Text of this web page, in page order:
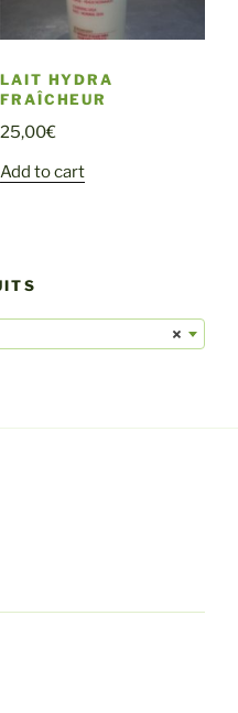
LAIT HYDRA
FRAÎCHEUR
25,00€
Add to cart
×